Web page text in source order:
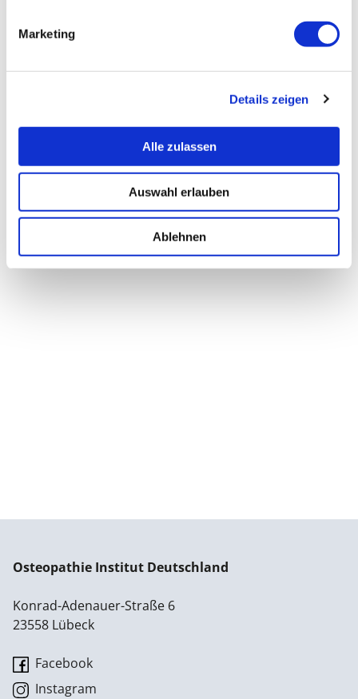
Marketing
Details zeigen
Alle zulassen
Auswahl erlauben
Ablehnen
Osteopathie Institut Deutschland
Konrad-Adenauer-Straße 6
23558 Lübeck
Facebook
Instagram